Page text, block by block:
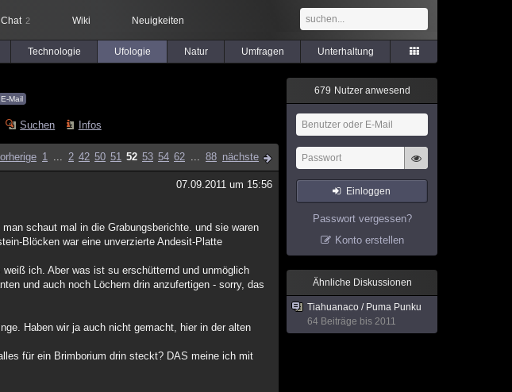
Chat 2 Wiki Neuigkeiten
Technologie Ufologie Natur Umfragen Unterhaltung
E-Mail
Suchen Infos
1 ... 2 42 50 51 52 53 54 62 ... 88 nächste
07.09.2011 um 15:56
schaut mal in die Grabungsberichte. und sie waren
Blöcken war eine unverzierte Andesit-Platte
ich. Aber was ist su erschütternd und unmöglich
und auch noch Löchern drin anzufertigen - sorry, das
Haben wir ja auch nicht gemacht, hier in der alten
für ein Brimborium drin steckt? DAS meine ich mit
679 Nutzer anwesend
Einloggen
Passwort vergessen?
Konto erstellen
Ähnliche Diskussionen
Tiahuanaco / Puma Punku
64 Beiträge bis 2011